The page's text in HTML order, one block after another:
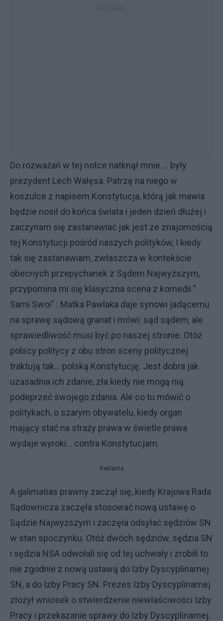
Do rozważań w tej notce natknął mnie ... były
prezydent Lech Wałęsa. Patrzę na niego w
koszulce z napisem Konstytucja, którą jak mawia
będzie nosił do końca świata i jeden dzień dłużej i
zaczynam się zastanawiać jak jest ze znajomością
tej Konstytucji pośród naszych polityków, I kiedy
tak się zastanawiam, zwłaszcza w kontekście
obecnych przepychanek z Sądem Najwyższym,
przypomina mi się klasyczna scena z komedii "
Sami Swoi" : Matka Pawlaka daje synowi jadącemu
na sprawę sądową granat i mówi: sąd sądem, ale
sprawiedliwość musi być po naszej stronie. Otóż
polscy politycy z obu stron sceny politycznej
traktują tak... polską Konstytucję. Jest dobra jak
uzasadnia ich zdanie, zła kiedy nie mogą nią
podeprzeć swojego zdania. Ale co tu mówić o
politykach, o szarym obywatelu, kiedy organ
mający stać na straży prawa w świetle prawa
wydaje wyroki... contra Konstytucjam.
Reklama
A galimatias prawny zaczął się, kiedy Krajowa Rada
Sądownicza zaczęła stosować nową ustawę o
Sądzie Najwyższym i zaczęła odsyłać sędziów SN
w stan spoczynku. Otóż dwóch sędziów, sędzia SN
i sędzia NSA odwołali się od tej uchwały i zrobili to
nie zgodnie z nową ustawą do Izby Dyscyplinarnej
SN, a do Izby Pracy SN. Prezes Izby Dyscyplinarnej
złożył wniosek o stwierdzenie niewłaściwości Izby
Pracy i przekazanie sprawy do Izby Dyscyplinarnej.